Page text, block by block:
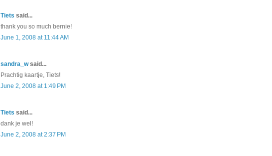
Tiets said...
thank you so much bernie!
June 1, 2008 at 11:44 AM
sandra_wsaid...
Prachtig kaartje, Tiets!
June 2, 2008 at 1:49 PM
Tiets said...
dank je wel!
June 2, 2008 at 2:37 PM